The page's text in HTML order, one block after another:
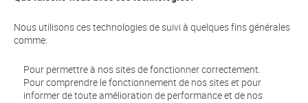
Nous utilisons ces technologies de suivi à quelques fins générales
comme:
Pour permettre à nos sites de fonctionner correctement.
Pour comprendre le fonctionnement de nos sites et pour
informer de toute amélioration de performance et de nos